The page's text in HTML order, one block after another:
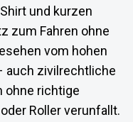
und kurzen
zum Fahren ohne
vom hohen
auch zivilrechtliche
ohne richtige
Roller verunfallt.